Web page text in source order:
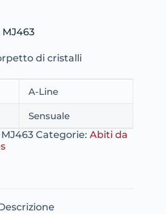
di cristalli
A-Line
Sensuale
Categorie: Abiti da